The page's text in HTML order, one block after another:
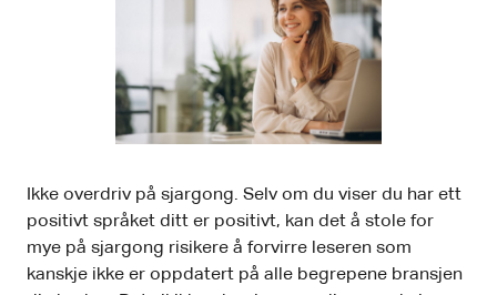
Ikke overdriv på sjargong. Selv om du viser du har ett
positivt språket ditt er positivt, kan det å stole for
mye på sjargong risikere å forvirre leseren som
kanskje ikke er oppdatert på alle begrepene bransjen